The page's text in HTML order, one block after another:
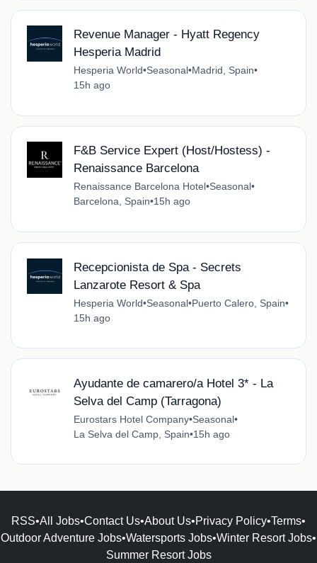
Revenue Manager - Hyatt Regency
Hesperia Madrid
Hesperia World•Seasonal•Madrid, Spain•
15h ago
F&B Service Expert (Host/Hostess) -
Renaissance Barcelona
Renaissance Barcelona Hotel•Seasonal•
Barcelona, Spain•15h ago
Recepcionista de Spa - Secrets
Lanzarote Resort & Spa
Hesperia World•Seasonal•Puerto Calero, Spain•
15h ago
Ayudante de camarero/a Hotel 3* - La
Selva del Camp (Tarragona)
Eurostars Hotel Company•Seasonal•
La Selva del Camp, Spain•15h ago
RSS•All Jobs•Contact Us•About Us•Privacy Policy•Terms•
Outdoor Adventure Jobs•Watersports Jobs•Winter Resort Jobs•
Summer Resort Jobs